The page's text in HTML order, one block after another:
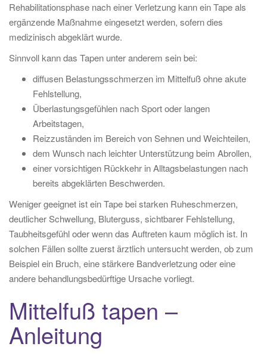
Rehabilitationsphase nach einer Verletzung kann ein Tape als
ergänzende Maßnahme eingesetzt werden, sofern dies
medizinisch abgeklärt wurde.
Sinnvoll kann das Tapen unter anderem sein bei:
diffusen Belastungsschmerzen im Mittelfuß ohne akute
Fehlstellung,
Überlastungsgefühlen nach Sport oder langen
Arbeitstagen,
Reizzuständen im Bereich von Sehnen und Weichteilen,
dem Wunsch nach leichter Unterstützung beim Abrollen,
einer vorsichtigen Rückkehr in Alltagsbelastungen nach
bereits abgeklärten Beschwerden.
Weniger geeignet ist ein Tape bei starken Ruheschmerzen,
deutlicher Schwellung, Bluterguss, sichtbarer Fehlstellung,
Taubheitsgefühl oder wenn das Auftreten kaum möglich ist. In
solchen Fällen sollte zuerst ärztlich untersucht werden, ob zum
Beispiel ein Bruch, eine stärkere Bandverletzung oder eine
andere behandlungsbedürftige Ursache vorliegt.
Mittelfuß tapen –
Anleitung